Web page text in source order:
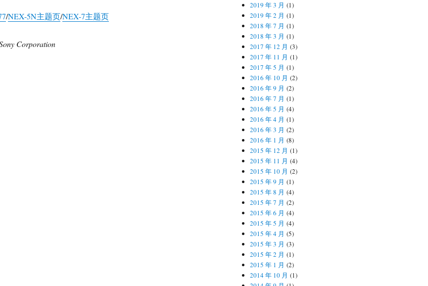
/NEX-5N主题页/NEX-7主题页
Corporation
2019 年 3 月 (1)
2019 年 2 月 (1)
2018 年 7 月 (1)
2018 年 3 月 (1)
2017 年 12 月 (3)
2017 年 11 月 (1)
2017 年 5 月 (1)
2016 年 10 月 (2)
2016 年 9 月 (2)
2016 年 7 月 (1)
2016 年 5 月 (4)
2016 年 4 月 (1)
2016 年 3 月 (2)
2016 年 1 月 (8)
2015 年 12 月 (1)
2015 年 11 月 (4)
2015 年 10 月 (2)
2015 年 9 月 (1)
2015 年 8 月 (4)
2015 年 7 月 (2)
2015 年 6 月 (4)
2015 年 5 月 (4)
2015 年 4 月 (5)
2015 年 3 月 (3)
2015 年 2 月 (1)
2015 年 1 月 (2)
2014 年 10 月 (1)